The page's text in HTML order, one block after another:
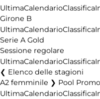
UltimaCalendarioClassifica
Girone B
UltimaCalendarioClassifica
Serie A Gold
Sessione regolare
UltimaCalendarioClassifica
Elenco delle stagioni
A2 femminile ❯ Pool
UltimaCalendarioClassifica